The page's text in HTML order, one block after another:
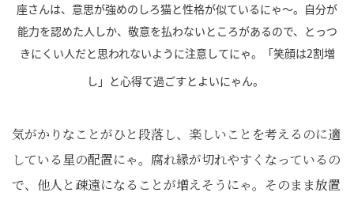
座さんは、意思が強めのしろ猫と性格が似ているにゃ～。自分が
能力を認めた人しか、敬意を払わないところがあるので、とっつ
きにくい人だと思われないように注意してにゃ。「笑顔は2割増
し」と心得て過ごすとよいにゃん。
気がかりなことがひと段落し、楽しいことを考えるのに適
している星の配置にゃ。腐れ縁が切れやすくなっているの
で、他人と疎遠になることが増えそうにゃ。そのまま放置